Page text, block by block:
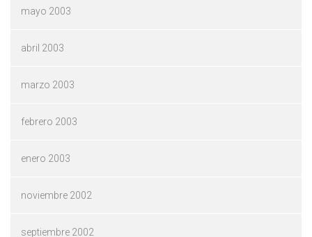
mayo 2003
abril 2003
marzo 2003
febrero 2003
enero 2003
noviembre 2002
septiembre 2002